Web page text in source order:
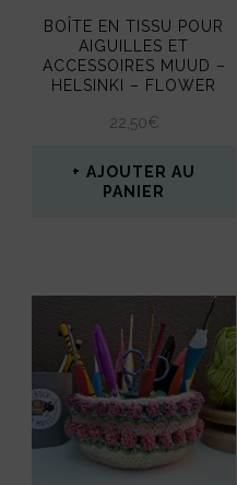
choisies
sur
du
BOÎTE EN TISSU POUR
AIGUILLES ET
ACCESSOIRES MUUD –
HELSINKI – FLOWER
22,50€
AJOUTER AU
PANIER